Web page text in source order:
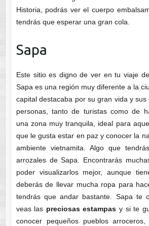
Historia, podrás ver el cuerpo
tendrás que esperar una gran cola.
Sapa
Este sitio es digno de ver en tu viaje
Sapa es una región muy diferente a la
capital destacaba por su gran vida y
personas, tanto de turistas como de
una zona muy tranquila, ideal para
que le gusta estar en paz y conocer la
ambiente vietnamita. Algo que
arrozales de Sapa. Encontrarás
poder visualizarlos mejor, aunque
deberás de llevar mucha ropa para
tendrás que andar bastante. Sapa te
veas las preciosas estampas y si te
conocer pequeños pueblos